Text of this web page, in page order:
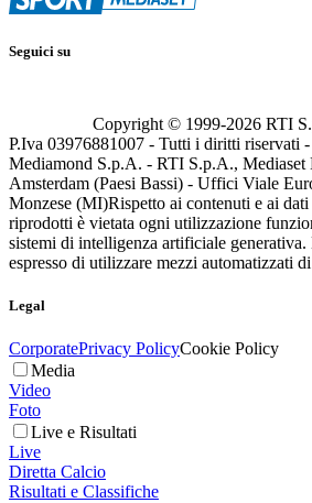
Seguici su
Copyright © 1999-2026 RTI
P.Iva 03976881007 - Tutti i diritti riservati
Mediamond S.p.A. - RTI S.p.A., Mediaset
Amsterdam (Paesi Bassi) - Uffici Viale
Monzese (MI)Rispetto ai contenuti e ai
riprodotti è vietata ogni utilizzazione
sistemi di intelligenza artificiale
espresso di utilizzare mezzi automatizzati
Legal
CorporatePrivacy PolicyCookie Policy
Media
Video
Foto
Live e Risultati
Live
Diretta Calcio
Risultati e Classifiche